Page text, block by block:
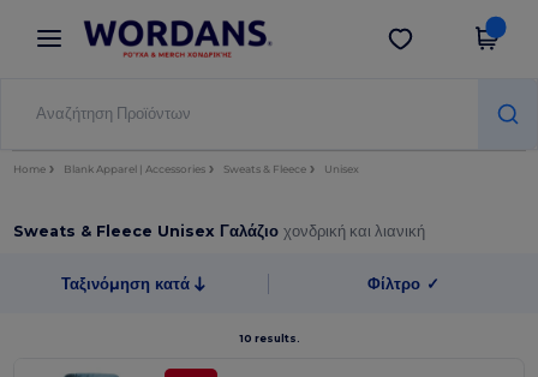
× Εφαρμογή Wordans
Καλύτερες τιμές στην εφαρμογή!
Λήψη app
Home Blank Apparel | Accessories Sweats & Fleece Unisex
Sweats & Fleece Unisex Γαλάζιοχονδρική και λιανική
Ταξινόμηση κατά Φίλτρο ✓
10 results.